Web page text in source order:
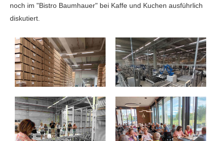
noch im "Bistro Baumhauer" bei Kaffe und Kuchen ausführlich
diskutiert.